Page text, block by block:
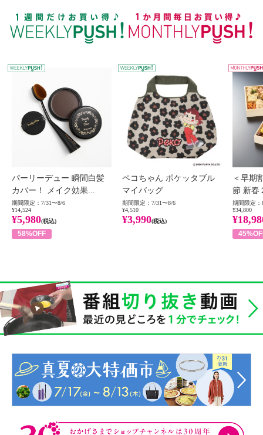
WEEKLY PUSH
パーリーデュー 瞬間白髪
カバー！ メイク効果...
期間限定：7/31〜8/6
¥14,524
¥5,980(税込)
58%OFF
ペコちゃん ポケッタブル
マイバッグ
期間限定：7/31〜8/6
¥4,510
¥3,990(税込)
＜早期
節 新春
期間限定：
¥34,800